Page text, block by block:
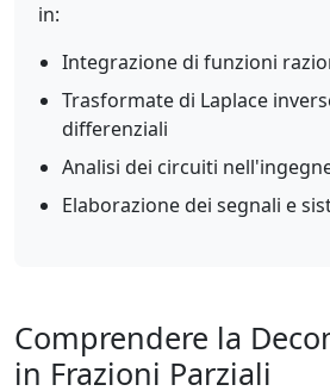
in:
Integrazione di funzioni
Trasformate di Laplace
differenziali
Analisi dei circuiti
Elaborazione dei segnali e
Comprendere la
in Frazioni Parziali